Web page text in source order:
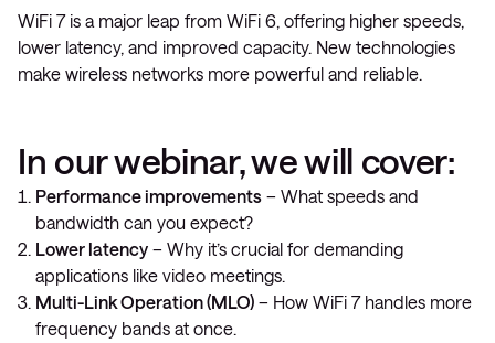
WiFi 7 is a major leap from WiFi 6, offering higher speeds,
lower latency, and improved capacity. New technologies
make wireless networks more powerful and reliable.
In our webinar, we will cover:
Performance improvements – What speeds and
bandwidth can you expect?
Lower latency – Why it’s crucial for demanding
applications like video meetings.
Multi-Link Operation (MLO) – How WiFi 7 handles more
frequency bands at once.